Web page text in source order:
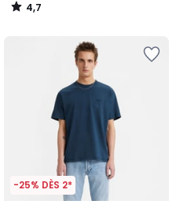
4,7
/
-25% DÈS 2*